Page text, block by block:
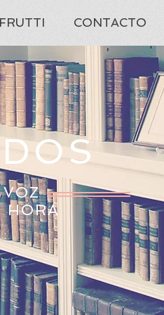
CONTACTO
HORA